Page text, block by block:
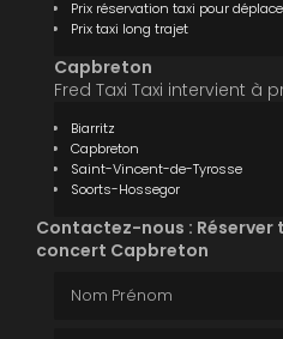
Prix réservation taxi pour
Prix taxi long trajet
Capbreton
Fred Taxi Taxi intervient à
Biarritz
Capbreton
Saint-Vincent-de-Tyrosse
Soorts-Hossegor
Contactez-nous : Réserver
concert Capbreton